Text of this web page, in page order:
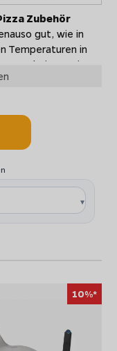
Zubehör
gut, wie in
Temperaturen in
Ergebnisse, mit
Konkurrenz
dem Grill
Napoleon
Boden
einem
wahlweise
und bieten
10%*